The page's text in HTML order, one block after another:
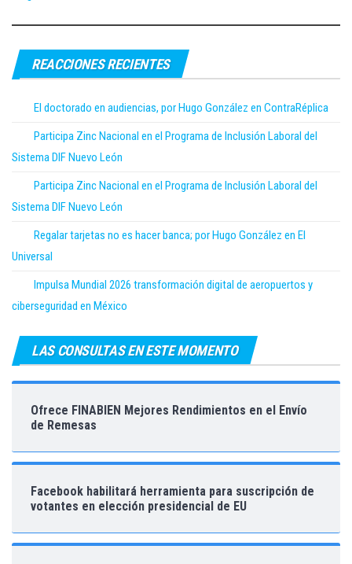
REACCIONES RECIENTES
El doctorado en audiencias, por Hugo González en ContraRéplica
Participa Zinc Nacional en el Programa de Inclusión Laboral del
Sistema DIF Nuevo León
Participa Zinc Nacional en el Programa de Inclusión Laboral del
Sistema DIF Nuevo León
Regalar tarjetas no es hacer banca; por Hugo González en El
Universal
Impulsa Mundial 2026 transformación digital de aeropuertos y
ciberseguridad en México
LAS CONSULTAS EN ESTE MOMENTO
Ofrece FINABIEN Mejores Rendimientos en el Envío
de Remesas
Facebook habilitará herramienta para suscripción de
votantes en elección presidencial de EU